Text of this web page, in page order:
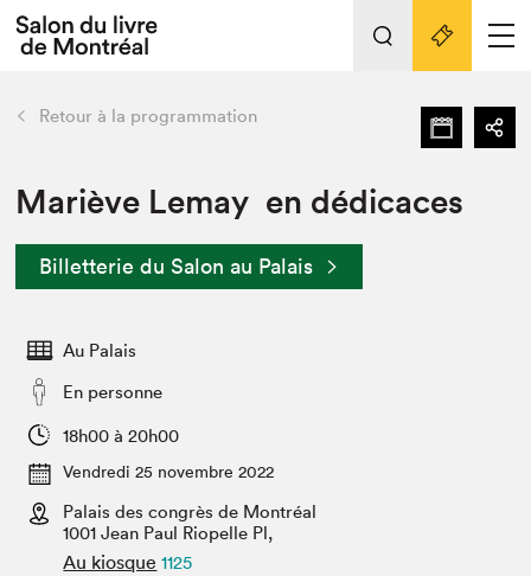
Espace exposant⋅e⋅s
Espace enseignant·e·s
Espace médias
L'événement
Préparer sa visite au Salon
Actualités
SLM PRO
retour Nos activités
Préparer sa visite
Salon dans la ville et en ligne
Projets partenaires
Liens pratiques
Retour à la programmation
Mariève Lemay en dédicaces
Billetterie du Salon au Palais
Au Palais
En personne
18h00 à 20h00
Vendredi 25 novembre 2022
Palais des congrès de Montréal
1001 Jean Paul Riopelle Pl,
Au kiosque 1125